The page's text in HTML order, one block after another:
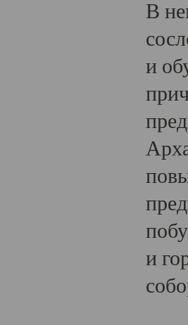
В
и
и